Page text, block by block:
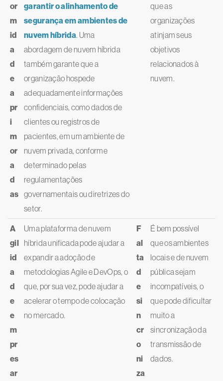
or
m
id
a
d
e
a
pr
i
m
or
a
d
as
garantir o alinhamento de
segurança em ambientes de
nuvem híbrida. Uma
abordagem de nuvem híbrida
também garante que a
organização hospede
adequadamente informações
confidenciais, como dados de
clientes ou registros de
pacientes, em um ambiente de
nuvem privada, conforme
determinado pelas
regulamentações
governamentais ou diretrizes do
setor.
que as
organizações
atinjam seus
objetivos
relacionados à
nuvem.
A
gil
id
a
d
e
e
m
pr
es
ar
Uma plataforma de nuvem
híbrida unificada pode ajudar a
expandir a adoção de
metodologias Agile e DevOps, o
que, por sua vez, pode ajudar a
acelerar o tempo de colocação
no mercado.
F
al
ta
d
e
si
n
cr
o
ni
za
É bem possível
que os ambientes
locais e de nuvem
pública sejam
incompatíveis, o
que pode dificultar
muito a
sincronização da
transmissão de
dados.